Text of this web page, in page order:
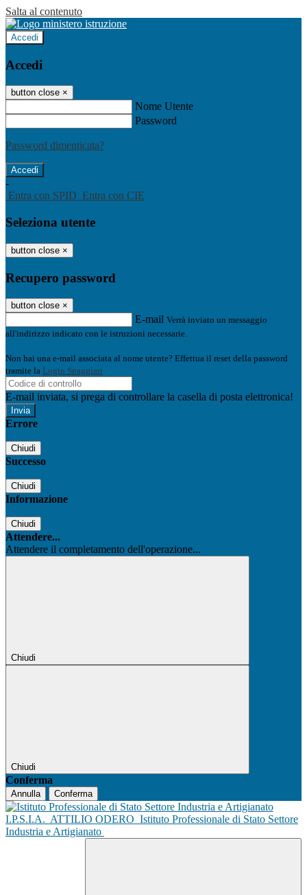
Salta al contenuto
Accedi
Accedi
button close ×
Nome Utente
Password
Password dimenticata?
-
Entra con SPID Entra con CIE
Seleziona utente
button close ×
Recupero password
button close ×
E-mail Verrà inviato un messaggio
all'indirizzo indicato con le istruzioni necessarie.
Non hai una e-mail associata al nome utente? Effettua il reset della password
tramite la Login Spaggiari
E-mail inviata, si prega di controllare la casella di posta elettronica!
Errore
Chiudi
Successo
Chiudi
Informazione
Chiudi
Attendere...
Attendere il completamento dell'operazione...
Chiudi
Chiudi
Conferma
Annulla Conferma
I.P.S.I.A. ATTILIO ODERO Istituto Professionale di Stato Settore
Industria e Artigianato